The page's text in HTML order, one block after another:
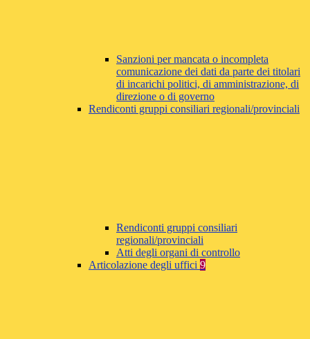
Sanzioni per mancata o incompleta
comunicazione dei dati da parte dei titolari
di incarichi politici, di amministrazione, di
direzione o di governo
Rendiconti gruppi consiliari regionali/provinciali
Rendiconti gruppi consiliari
regionali/provinciali
Atti degli organi di controllo
Articolazione degli uffici 9